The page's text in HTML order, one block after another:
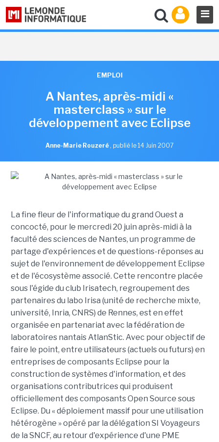
EMPLOI
A Nantes, après-midi «
masterclass » sur le
développement avec Eclipse
Anne-Marie Rouzeré , publié le 14 Juin 2007
La fine fleur de l'informatique du grand Ouest a
concocté, pour le mercredi 20 juin après-midi à la
faculté des sciences de Nantes, un programme de
partage d'expériences et de questions-réponses au
sujet de l'environnement de développement Eclipse
et de l'écosystème associé. Cette rencontre placée
sous l'égide du club Irisatech, regroupement des
partenaires du labo Irisa (unité de recherche mixte,
université, Inria, CNRS) de Rennes, est en effet
organisée en partenariat avec la fédération de
laboratoires nantais AtlanStic. Avec pour objectif de
faire le point, entre utilisateurs (actuels ou futurs) en
entreprises de composants Eclipse pour la
construction de systèmes d'information, et des
organisations contributrices qui produisent
officiellement des composants Open Source sous
Eclipse. Du « déploiement massif pour une utilisation
hétérogène » opéré par la délégation SI Voyageurs
de la SNCF, au retour d'expérience d'une PME